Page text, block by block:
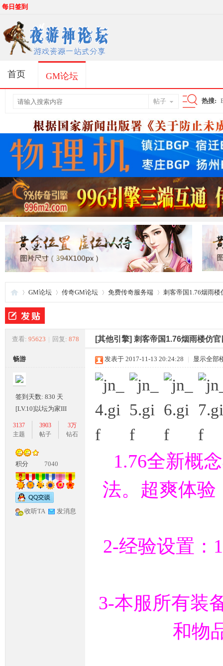
每日签到
首页 GM论坛
帖子
索
热搜:
夜
游
»
GM论坛
›
传奇GM论坛
›
免费传奇服务端
›
刺客帝国1.76烟雨
查看: 95623 | 回复: 878 [其他引擎] 刺客帝国1.76烟雨楼仿
畅游
签到天数: 830 天
[LV.10]以坛为家III
3137
主题
3903
帖子
3万
钻石
积分 7040
收听TA 发消息
发表于 2017-11-13 20:24:28 | 显示全部
1.76全新概
法。超爽体验
2-经验设置：
3-本服所有装
和物